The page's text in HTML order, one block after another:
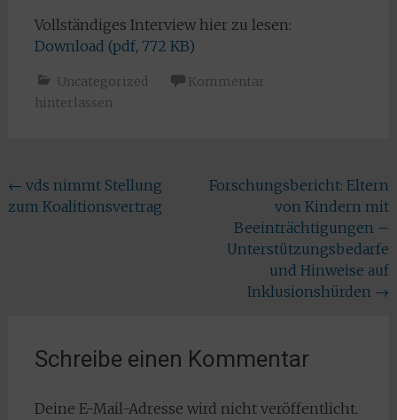
Vollständiges Interview hier zu lesen:
Download (pdf, 772 KB)
Uncategorized
Kommentar
hinterlassen
Beitragsnavigation
← vds nimmt Stellung
zum Koalitionsvertrag
Forschungsbericht: Eltern
von Kindern mit
Beeinträchtigungen –
Unterstützungsbedarfe
und Hinweise auf
Inklusionshürden →
Schreibe einen Kommentar
Deine E-Mail-Adresse wird nicht veröffentlicht.